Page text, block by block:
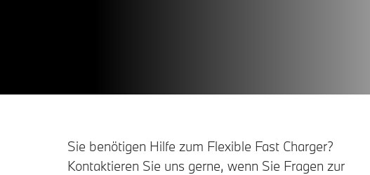
Sie benötigen Hilfe zum Flexible Fast Charger?
Kontaktieren Sie uns gerne, wenn Sie Fragen zur